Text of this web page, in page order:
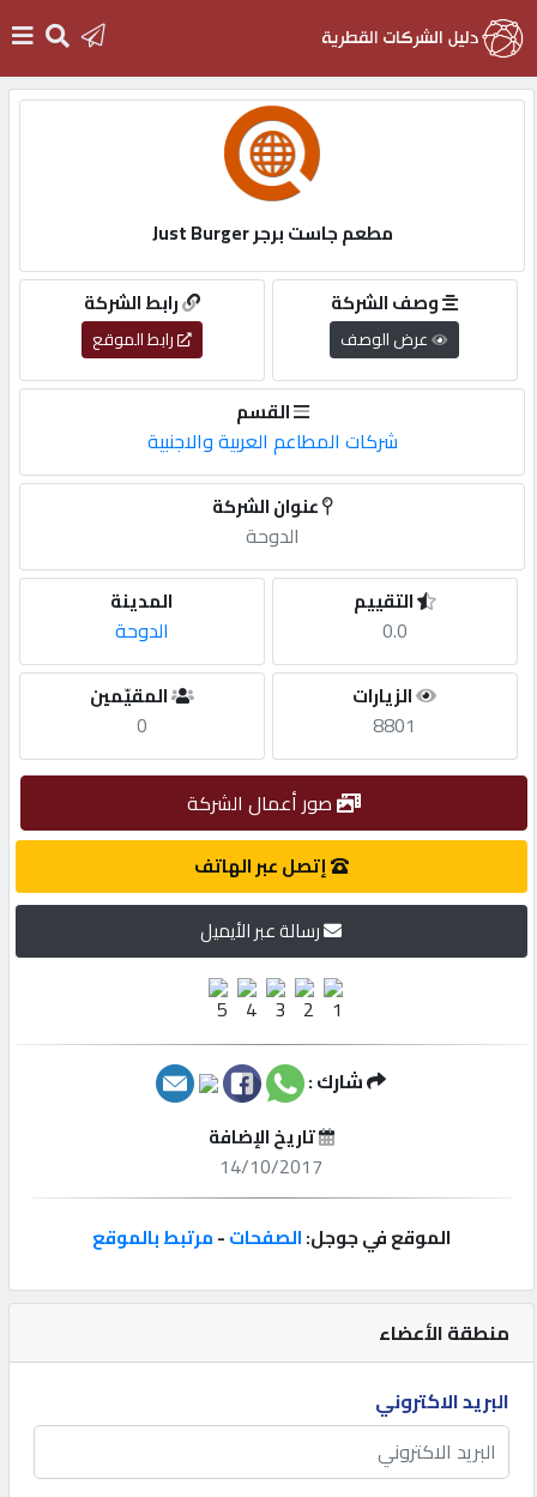
التسجيل
English
أضف
مطلوب
طلب
الاحصائيات
مميزة
إبحث
إعلانات
المنتدى
كيو
مزاد
منطقة الأعضاء
البريد الاكتروني
مطعم جاست برجر Just Burger
رابط الشركة
رابط الموقع
وصف الشركة
عرض الوصف
القسم
شركات المطاعم العربية والاجنبية
عنوان الشركة
الدوحة
المدينة
الدوحة
التقييم
0.0
المقيّمين
0
الزيارات
8801
صور أعمال الشركة
إتصل عبر الهاتف
رسالة عبر الأيميل
شارك :
تاريخ الإضافة
14/10/2017
الموقع في جوجل:الصفحات-مرتبط بالموقع